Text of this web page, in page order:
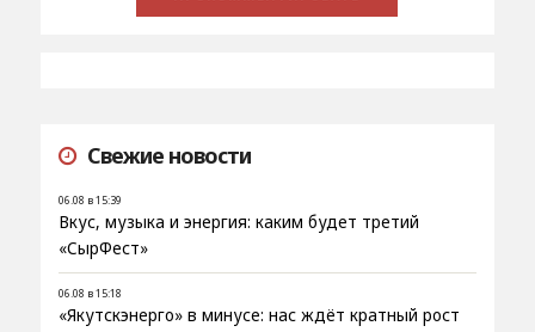
Свежие новости
06.08 в 15:39
Вкус, музыка и энергия: каким будет третий
«СырФест»
06.08 в 15:18
«Якутскэнерго» в минусе: нас ждёт кратный рост